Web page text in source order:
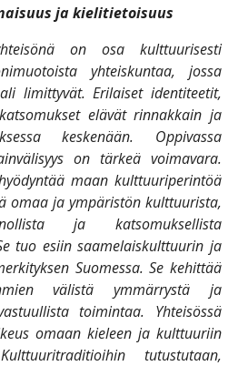
ja kielitietoisuus
on osa kulttuurisesti
yhteiskuntaa, jossa
limittyvät. Erilaiset identiteetit,
elävät rinnakkain ja
keskenään. Oppivassa
on tärkeä voimavara.
maan kulttuuriperintöä
omaa ja ympäristön kulttuurista,
ja katsomuksellista
tuo esiin saamelaiskulttuurin ja
Suomessa. Se kehittää
välistä ymmärrystä ja
toimintaa. Yhteisössä
omaan kieleen ja kulttuuriin
tutustutaan,